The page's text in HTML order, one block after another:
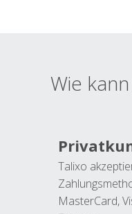
Wie
Talixo
MasterCard,